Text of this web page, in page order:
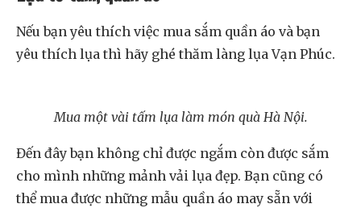
Nếu bạn yêu thích việc mua sắm quần áo và bạn
yêu thích lụa thì hãy ghé thăm làng lụa Vạn Phúc.
Mua một vài tấm lụa làm món quà Hà Nội.
Đến đây bạn không chỉ được ngắm còn được sắm
cho mình những mảnh vải lụa đẹp. Bạn cũng có
thể mua được những mẫu quần áo may sẵn với